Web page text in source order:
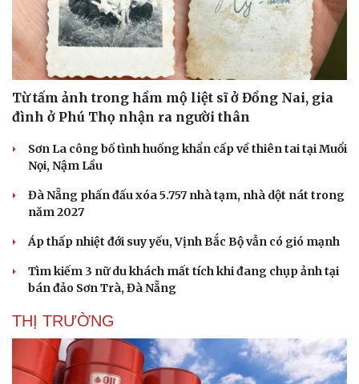
Doanh nghiệp
Thông tin doanh nghiệp
Doanh nghiệp 24h
Doanh nhân
Vì cộng đồng
Công nghệ
Sành điệu
Tin Công nghệ
Trải nghiệm
Chuyển đổi số
Từ tấm ảnh trong hầm mộ liệt sĩ ở Đồng Nai, gia
đình ở Phú Thọ nhận ra người thân
Sơn La công bố tình huống khẩn cấp về thiên tai tại Muổi
Nọi, Nậm Lầu
Đà Nẵng phấn đấu xóa 5.757 nhà tạm, nhà dột nát trong
năm 2027
Áp thấp nhiệt đới suy yếu, Vịnh Bắc Bộ vẫn có gió mạnh
Tìm kiếm 3 nữ du khách mất tích khi đang chụp ảnh tại
bán đảo Sơn Trà, Đà Nẵng
THỊ TRƯỜNG